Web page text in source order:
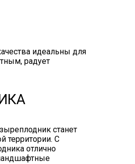
идеальны для
радует
станет
территории. С
отлично